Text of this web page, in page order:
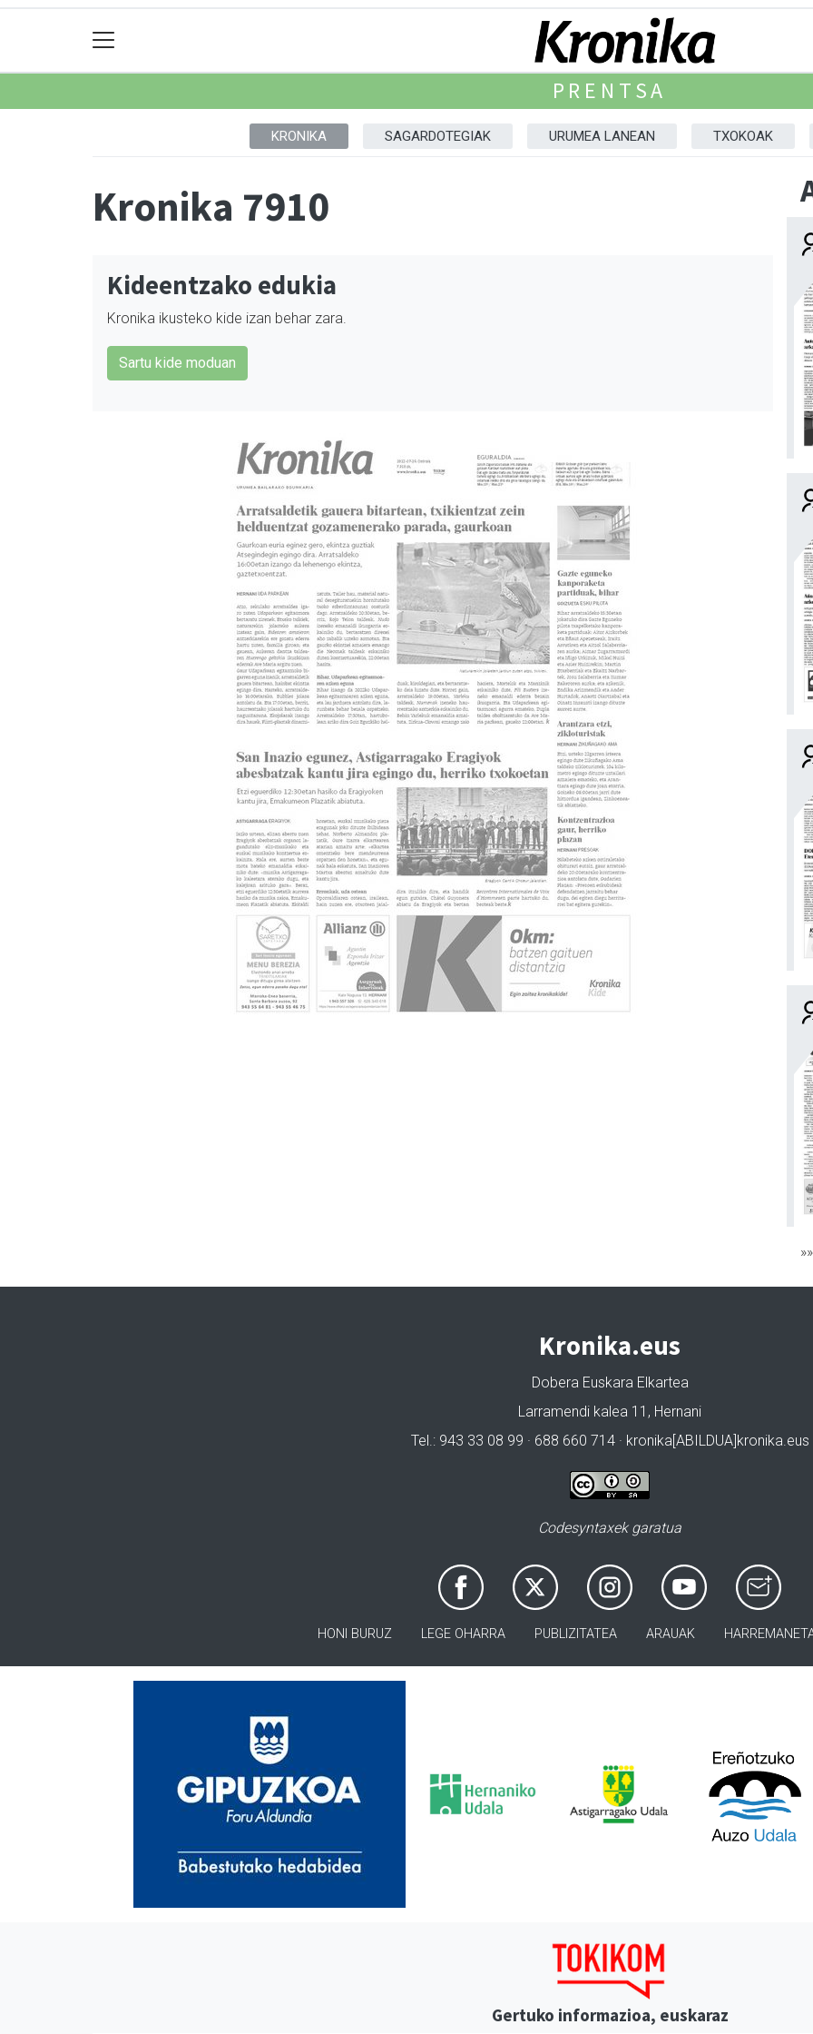
PRENTSA
KRONIKA SAGARDOTEGIAK URUMEA LANEAN TXOKOAK
Kronika 7910
Kideentzako edukia
Kronika ikusteko kide izan behar zara.
Sartu kide moduan
»»
Kronika.eus
Dobera Euskara Elkartea
Larramendi kalea 11, Hernani
Tel.: 943 33 08 99 · 688 660 714 · kronika[ABILDUA]kronika.eus
Codesyntaxek garatua
HONI BURUZ LEGE OHARRA PUBLIZITATEA ARAUAK
Gertuko informazioa, euskaraz